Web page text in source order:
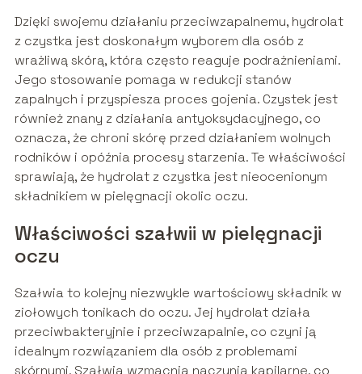
Dzięki swojemu działaniu przeciwzapalnemu, hydrolat
z czystka jest doskonałym wyborem dla osób z
wrażliwą skórą, która często reaguje podrażnieniami.
Jego stosowanie pomaga w redukcji stanów
zapalnych i przyspiesza proces gojenia. Czystek jest
również znany z działania antyoksydacyjnego, co
oznacza, że chroni skórę przed działaniem wolnych
rodników i opóźnia procesy starzenia. Te właściwości
sprawiają, że hydrolat z czystka jest nieocenionym
składnikiem w pielęgnacji okolic oczu.
Właściwości szałwii w pielęgnacji
oczu
Szałwia to kolejny niezwykle wartościowy składnik w
ziołowych tonikach do oczu. Jej hydrolat działa
przeciwbakteryjnie i przeciwzapalnie, co czyni ją
idealnym rozwiązaniem dla osób z problemami
skórnymi. Szałwia wzmacnia naczynia kapilarne, co